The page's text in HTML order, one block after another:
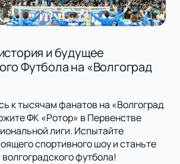
и будущее
Футбола на «Волгоград
к тысячам фанатов на «Волгоград
ФК «Ротор» в Первенстве
лиги. Испытайте
спортивного шоу и станьте
футбола!